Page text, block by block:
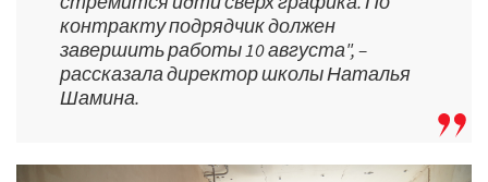
контракту подрядчик должен
завершить работы 10 августа", –
рассказала директор школы Наталья
Шамина.